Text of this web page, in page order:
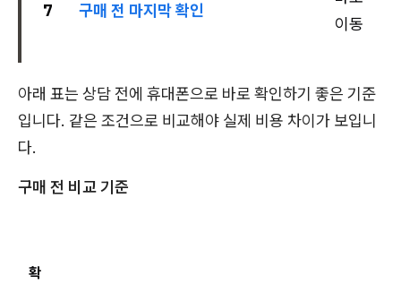
7 구매 전 마지막 확인
이동
아래 표는 상담 전에 휴대폰으로 바로 확인하기 좋은 기준
입니다. 같은 조건으로 비교해야 실제 비용 차이가 보입니
다.
구매 전 비교 기준
확